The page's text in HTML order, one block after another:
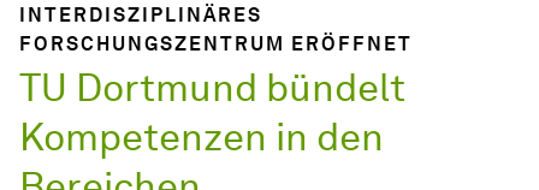
INTERDISZIPLINÄRES
FORSCHUNGSZENTRUM ERÖFFNET
TU Dortmund bündelt
Kompetenzen in den